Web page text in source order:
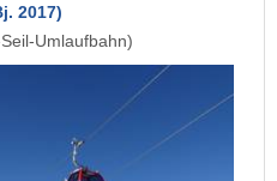
2017)
Umlaufbahn)